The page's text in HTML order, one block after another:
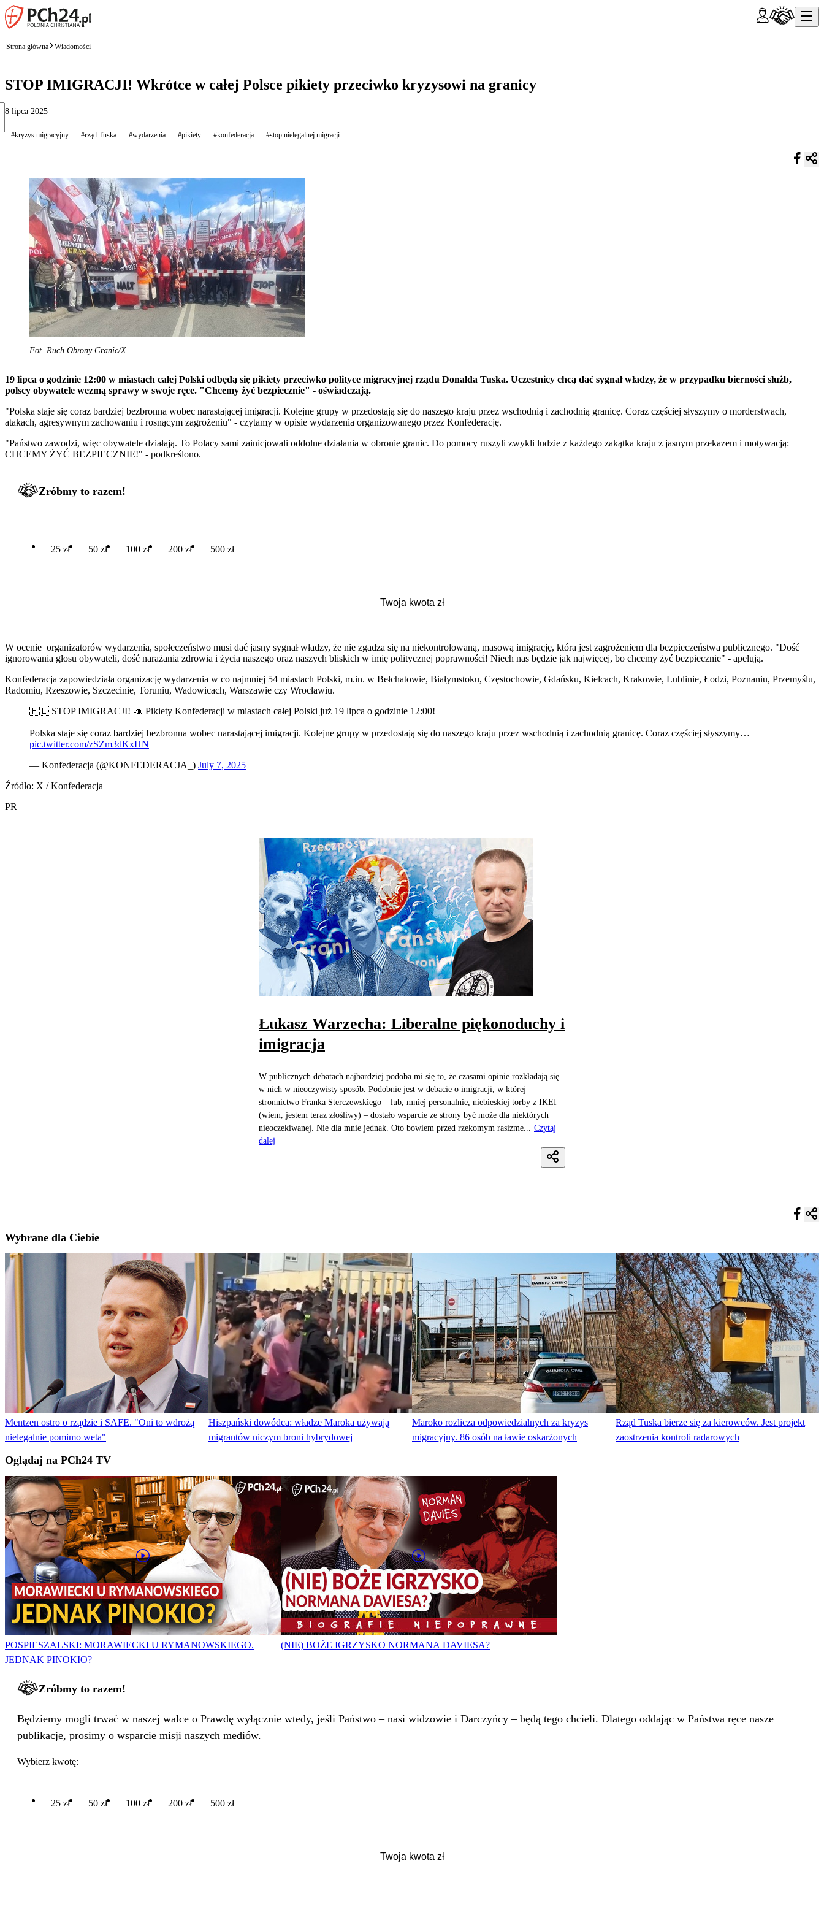
Strona główna Wiadomości
STOP IMIGRACJI! Wkrótce w całej Polsce pikiety przeciwko kryzysowi na granicy
8 lipca 2025
#kryzys migracyjny #rząd Tuska #wydarzenia #pikiety #konfederacja #stop nielegalnej migracji
Fot. Ruch Obrony Granic/X
19 lipca o godzinie 12:00 w miastach całej Polski odbędą się pikiety przeciwko polityce migracyjnej rządu Donalda Tuska. Uczestnicy chcą dać sygnał władzy, że w przypadku bierności służb,
polscy obywatele wezmą sprawy w swoje ręce. "Chcemy żyć bezpiecznie" - oświadczają.
"Polska staje się coraz bardziej bezbronna wobec narastającej imigracji. Kolejne grupy w przedostają się do naszego kraju przez wschodnią i zachodnią granicę. Coraz częściej słyszymy o morderstwach,
atakach, agresywnym zachowaniu i rosnącym zagrożeniu" - czytamy w opisie wydarzenia organizowanego przez Konfederację.
"Państwo zawodzi, więc obywatele działają. To Polacy sami zainicjowali oddolne działania w obronie granic. Do pomocy ruszyli zwykli ludzie z każdego zakątka kraju z jasnym przekazem i motywacją:
CHCEMY ŻYĆ BEZPIECZNIE!" - podkreślono.
Zróbmy to razem!
25 zł 50 zł 100 zł 200 zł 500 zł
W ocenie organizatorów wydarzenia, społeczeństwo musi dać jasny sygnał władzy, że nie zgadza się na niekontrolowaną, masową imigrację, która jest zagrożeniem dla bezpieczeństwa publicznego. "Dość
ignorowania głosu obywateli, dość narażania zdrowia i życia naszego oraz naszych bliskich w imię politycznej poprawności! Niech nas będzie jak najwięcej, bo chcemy żyć bezpiecznie" - apelują.
Konfederacja zapowiedziała organizację wydarzenia w co najmniej 54 miastach Polski, m.in. w Bełchatowie, Białymstoku, Częstochowie, Gdańsku, Kielcach, Krakowie, Lublinie, Łodzi, Poznaniu, Przemyślu,
Radomiu, Rzeszowie, Szczecinie, Toruniu, Wadowicach, Warszawie czy Wrocławiu.
🇵🇱 STOP IMIGRACJI! 📣 Pikiety Konfederacji w miastach całej Polski już 19 lipca o godzinie 12:00!
Polska staje się coraz bardziej bezbronna wobec narastającej imigracji. Kolejne grupy w przedostają się do naszego kraju przez wschodnią i zachodnią granicę. Coraz częściej słyszymy…
pic.twitter.com/zSZm3dKxHN
— Konfederacja (@KONFEDERACJA_) July 7, 2025
Źródło: X / Konfederacja
PR
Łukasz Warzecha: Liberalne piękonoduchy i
imigracja
W publicznych debatach najbardziej podoba mi się to, że czasami opinie rozkładają się
w nich w nieoczywisty sposób. Podobnie jest w debacie o imigracji, w której
stronnictwo Franka Sterczewskiego – lub, mniej personalnie, niebieskiej torby z IKEI
(wiem, jestem teraz złośliwy) – dostało wsparcie ze strony być może dla niektórych
nieoczekiwanej. Nie dla mnie jednak. Oto bowiem przed rzekomym rasizme...
Czytaj
dalej
Wybrane dla Ciebie
Mentzen ostro o rządzie i SAFE. "Oni to wdrożą
nielegalnie pomimo weta"
Hiszpański dowódca: władze Maroka używają
migrantów niczym broni hybrydowej
Maroko rozlicza odpowiedzialnych za kryzys
migracyjny. 86 osób na ławie oskarżonych
Rząd Tuska bierze się za kierowców. Jest projekt
zaostrzenia kontroli radarowych
Oglądaj na PCh24 TV
POSPIESZALSKI: MORAWIECKI U RYMANOWSKIEGO.
JEDNAK PINOKIO?
(NIE) BOŻE IGRZYSKO NORMANA DAVIESA?
Zróbmy to razem!
Będziemy mogli trwać w naszej walce o Prawdę wyłącznie wtedy, jeśli Państwo – nasi widzowie i Darczyńcy – będą tego chcieli. Dlatego oddając w Państwa ręce nasze
publikacje, prosimy o wsparcie misji naszych mediów.
Wybierz kwotę:
25 zł 50 zł 100 zł 200 zł 500 zł